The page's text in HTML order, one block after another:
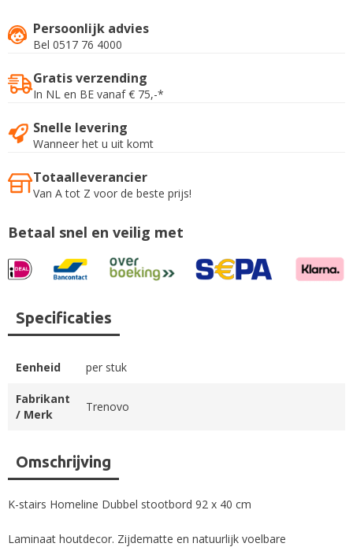
Persoonlijk advies
Bel 0517 76 4000
Gratis verzending
In NL en BE vanaf € 75,-*
Snelle levering
Wanneer het u uit komt
Totaalleverancier
Van A tot Z voor de beste prijs!
Betaal snel en veilig met
Omschrijving
K-stairs Homeline Dubbel stootbord 92 x 40 cm
Laminaat houtdecor. Zijdematte en natuurlijk voelbare
Specificaties
Eenheid per stuk
Fabrikant
/ Merk
Trenovo